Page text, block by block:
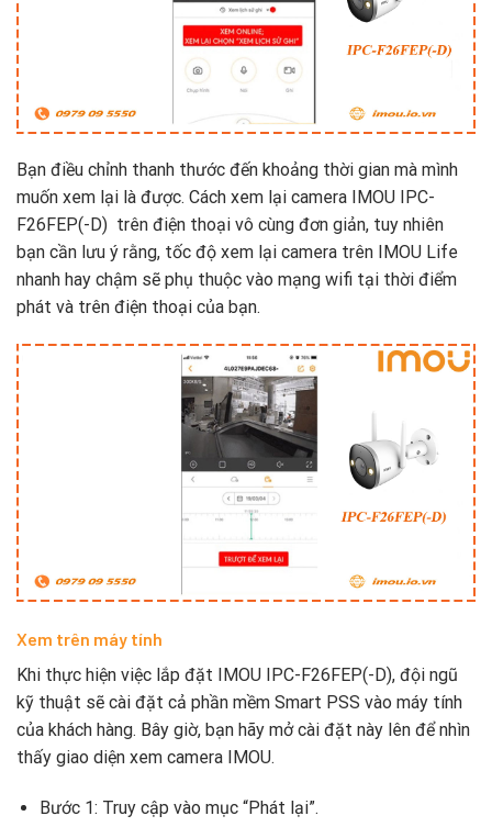
Bạn điều chỉnh thanh thước đến khoảng thời gian mà mình
muốn xem lại là được. Cách xem lại camera IMOU IPC-
F26FEP(-D) trên điện thoại vô cùng đơn giản, tuy nhiên
bạn cần lưu ý rằng, tốc độ xem lại camera trên IMOU Life
nhanh hay chậm sẽ phụ thuộc vào mạng wifi tại thời điểm
phát và trên điện thoại của bạn.
Xem trên máy tính
Khi thực hiện việc lắp đặt IMOU IPC-F26FEP(-D), đội ngũ
kỹ thuật sẽ cài đặt cả phần mềm Smart PSS vào máy tính
của khách hàng. Bây giờ, bạn hãy mở cài đặt này lên để nhìn
thấy giao diện xem camera IMOU.
Bước 1: Truy cập vào mục “Phát lại”.